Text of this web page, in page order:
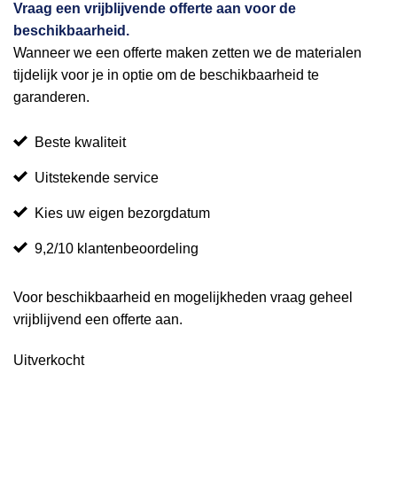
Vraag een vrijblijvende offerte aan voor de
beschikbaarheid.
Wanneer we een offerte maken zetten we de materialen
tijdelijk voor je in optie om de beschikbaarheid te
garanderen.
Beste kwaliteit
Uitstekende service
Kies uw eigen bezorgdatum
9,2/10 klantenbeoordeling
Voor beschikbaarheid en mogelijkheden vraag geheel
vrijblijvend een offerte aan.
Uitverkocht